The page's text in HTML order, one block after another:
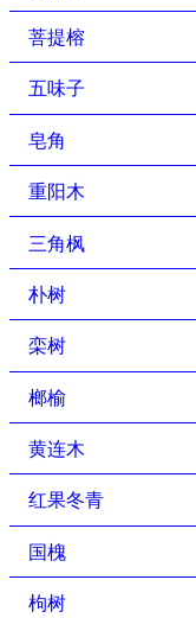
菩提榕
五味子
皂角
重阳木
三角枫
朴树
栾树
榔榆
黄连木
红果冬青
国槐
枸树